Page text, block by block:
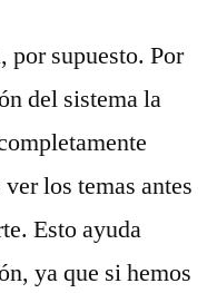
por supuesto. Por
del sistema la
los temas antes
Esto ayuda
ya que si hemos